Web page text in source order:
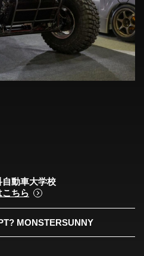
自動車大学校
ちら
MONSTERSUNNY